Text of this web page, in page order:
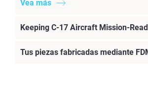
Vea más
Keeping C-17 Aircraft Mission-
Tus piezas fabricadas mediante